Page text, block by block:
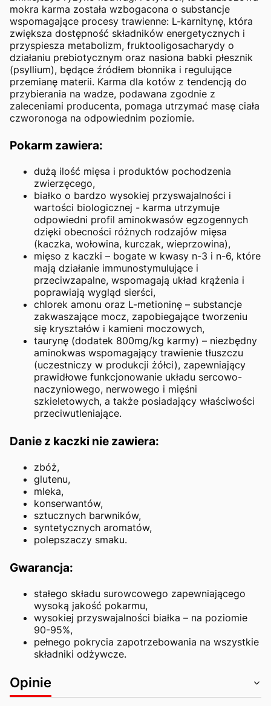
mokra karma została wzbogacona o substancje
wspomagające procesy trawienne: L-karnitynę, która
zwiększa dostępność składników energetycznych i
przyspiesza metabolizm, fruktooligosacharydy o
działaniu prebiotycznym oraz nasiona babki płesznik
(psyllium), będące źródłem błonnika i regulujące
przemianę materii. Karma dla kotów z tendencją do
przybierania na wadze, podawana zgodnie z
zaleceniami producenta, pomaga utrzymać masę ciała
czworonoga na odpowiednim poziomie.
Pokarm zawiera:
dużą ilość mięsa i produktów pochodzenia
zwierzęcego,
białko o bardzo wysokiej przyswajalności i
wartości biologicznej - karma utrzymuje
odpowiedni profil aminokwasów egzogennych
dzięki obecności różnych rodzajów mięsa
(kaczka, wołowina, kurczak, wieprzowina),
mięso z kaczki – bogate w kwasy n-3 i n-6, które
mają działanie immunostymulujące i
przeciwzapalne, wspomagają układ krążenia i
poprawiają wygląd sierści,
chlorek amonu oraz L-metioninę – substancje
zakwaszające mocz, zapobiegające tworzeniu
się kryształów i kamieni moczowych,
taurynę (dodatek 800mg/kg karmy) – niezbędny
aminokwas wspomagający trawienie tłuszczu
(uczestniczy w produkcji żółci), zapewniający
prawidłowe funkcjonowanie układu sercowo-
naczyniowego, nerwowego i mięśni
szkieletowych, a także posiadający właściwości
przeciwutleniające.
Danie z kaczki nie zawiera:
zbóż,
glutenu,
mleka,
konserwantów,
sztucznych barwników,
syntetycznych aromatów,
polepszaczy smaku.
Gwarancja:
stałego składu surowcowego zapewniającego
wysoką jakość pokarmu,
wysokiej przyswajalności białka – na poziomie
90-95%,
pełnego pokrycia zapotrzebowania na wszystkie
składniki odżywcze.
Opinie